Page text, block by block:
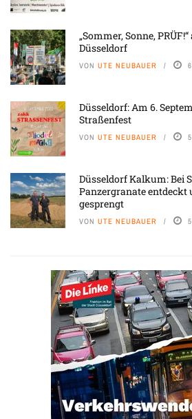
„Sommer, Sonne,
Düsseldorf
VON UTE NEUBAUER
Düsseldorf: Am 6.
Straßenfest
VON UTE NEUBAUER
Düsseldorf Kalkum: Bei
Panzergranate entdeckt
gesprengt
VON UTE NEUBAUER